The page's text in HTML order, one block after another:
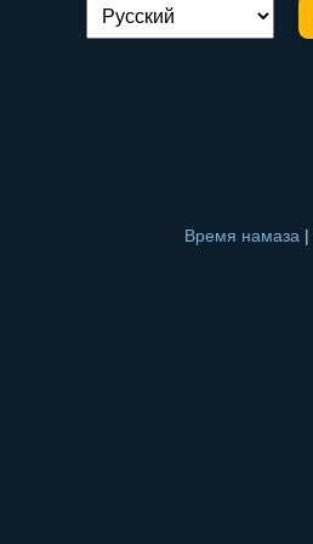
Переключение языка:
Время намаза |